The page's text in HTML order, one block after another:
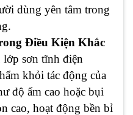
dùng yên tâm trong
Điều Kiện Khắc
sơn tĩnh điện
khỏi tác động của
độ ẩm cao hoặc bụi
cao, hoạt động bền bỉ